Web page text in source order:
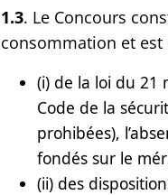
1.3. Le Concours
consommation et est
(i) de la loi du 21
Code de la
prohibées),
fondés sur le
(ii) des